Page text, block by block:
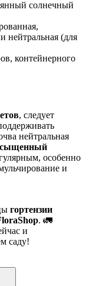
солнечный
нейтральная (для
контейнерного
, следует
нейтральная
особенно
и
гортензии
. 🚛
и
саду!